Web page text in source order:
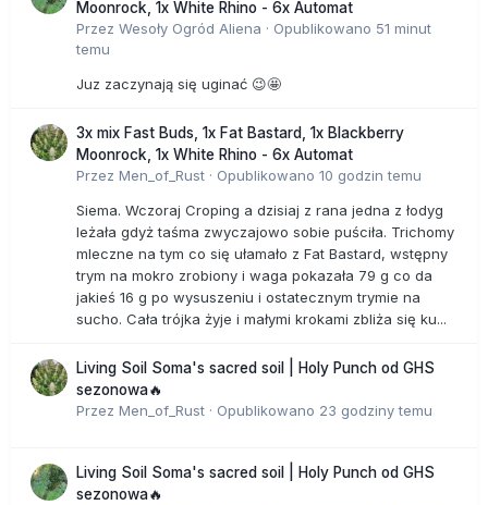
Moonrock, 1x White Rhino - 6x Automat
Przez Wesoły Ogród Aliena · Opublikowano 51 minut
temu
Juz zaczynają się uginać 😉🤩
3x mix Fast Buds, 1x Fat Bastard, 1x Blackberry
Moonrock, 1x White Rhino - 6x Automat
Przez Men_of_Rust · Opublikowano 10 godzin temu
Siema. Wczoraj Croping a dzisiaj z rana jedna z łodyg
leżała gdyż taśma zwyczajowo sobie puściła. Trichomy
mleczne na tym co się ułamało z Fat Bastard, wstępny
trym na mokro zrobiony i waga pokazała 79 g co da
jakieś 16 g po wysuszeniu i ostatecznym trymie na
sucho. Cała trójka żyje i małymi krokami zbliża się ku...
Living Soil Soma's sacred soil | Holy Punch od GHS
sezonowa🔥
Przez Men_of_Rust · Opublikowano 23 godziny temu
Living Soil Soma's sacred soil | Holy Punch od GHS
sezonowa🔥